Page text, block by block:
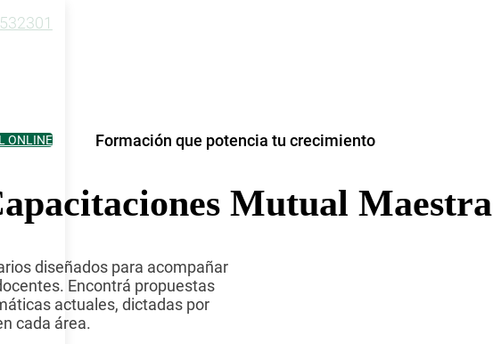
ONLINE Formación que potencia tu crecimiento
Mutual Maestra
diseñados para acompañar
Encontrá propuestas
actuales, dictadas por
cada área.